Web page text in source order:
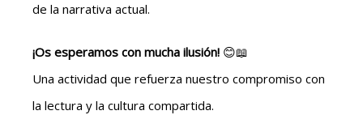
de la narrativa actual.
¡Os esperamos con mucha ilusión! 😊📖
Una actividad que refuerza nuestro compromiso con
la lectura y la cultura compartida.